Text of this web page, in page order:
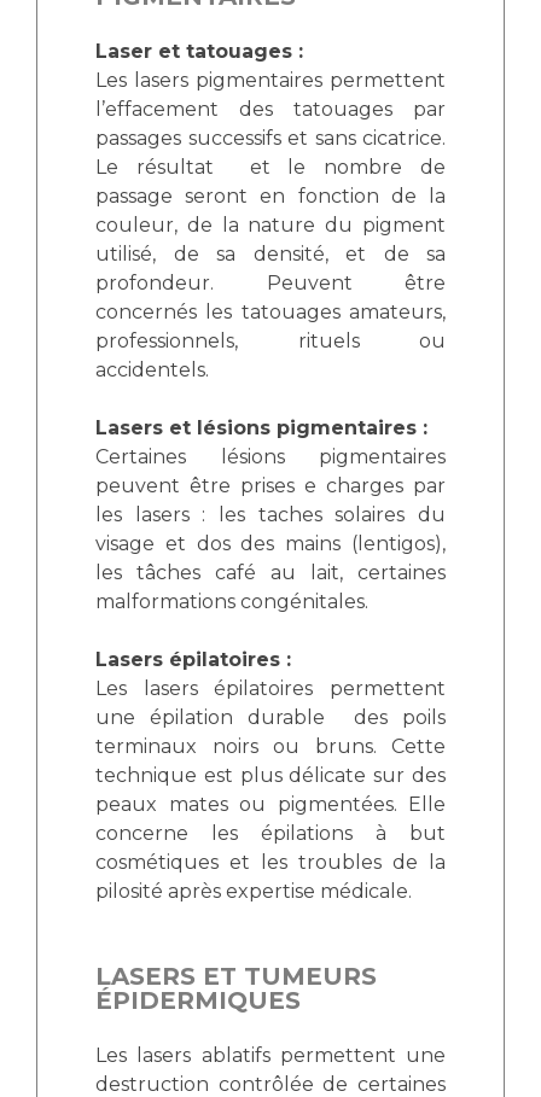
Laser et tatouages :
Les lasers pigmentaires permettent
l’effacement des tatouages par
passages successifs et sans cicatrice.
Le résultat et le nombre de
passage seront en fonction de la
couleur, de la nature du pigment
utilisé, de sa densité, et de sa
profondeur. Peuvent être
concernés les tatouages amateurs,
professionnels, rituels ou
accidentels.
Lasers et lésions pigmentaires :
Certaines lésions pigmentaires
peuvent être prises e charges par
les lasers : les taches solaires du
visage et dos des mains (lentigos),
les tâches café au lait, certaines
malformations congénitales.
Lasers épilatoires :
Les lasers épilatoires permettent
une épilation durable des poils
terminaux noirs ou bruns. Cette
technique est plus délicate sur des
peaux mates ou pigmentées. Elle
concerne les épilations à but
cosmétiques et les troubles de la
pilosité après expertise médicale.
LASERS ET TUMEURS
ÉPIDERMIQUES
Les lasers ablatifs permettent une
destruction contrôlée de certaines